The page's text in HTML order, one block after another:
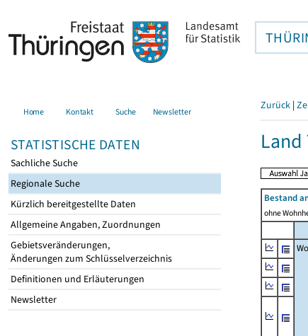
Home Kontakt Suche Newsletter
STATISTISCHE DATEN
Sachliche Suche
Regionale Suche
Kürzlich bereitgestellte Daten
Allgemeine Angaben, Zuordnungen
Gebietsveränderungen,
Änderungen zum Schlüsselverzeichnis
Definitionen und Erläuterungen
Newsletter
Zurück |
Bestand
ohne